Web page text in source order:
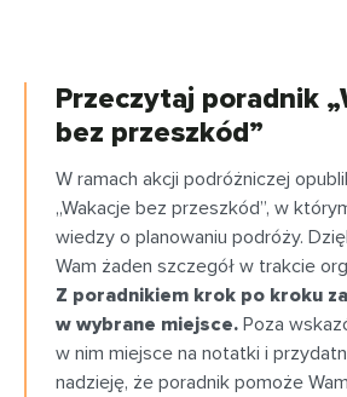
Przeczytaj poradnik
bez przeszkód”
W ramach akcji podróżniczej
„Wakacje bez przeszkód”, w
wiedzy o planowaniu podróży.
Wam żaden szczegół w trakcie
Z poradnikiem krok po kroku
w wybrane miejsce. Poza
w nim miejsce na notatki i
nadzieję, że poradnik pomoże